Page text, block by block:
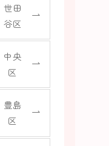
世田
谷区
中央
区
豊島
区